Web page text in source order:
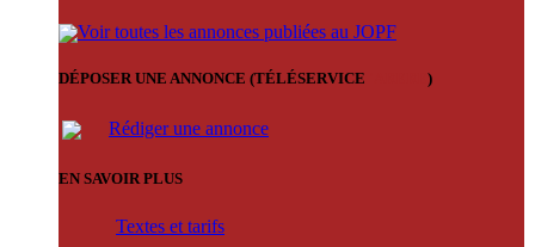
Voir toutes les annonces publiées au JOPF
DÉPOSER UNE ANNONCE (TÉLÉSERVICE )
Rédiger une annonce
EN SAVOIR PLUS
Textes et tarifs